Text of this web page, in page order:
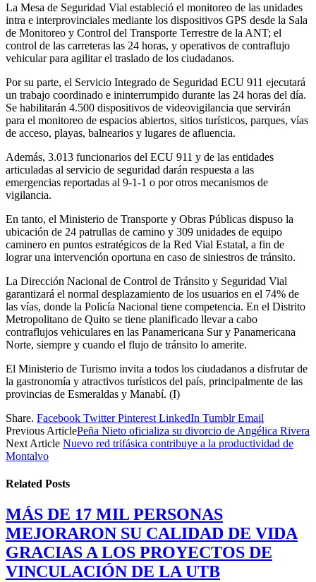
La Mesa de Seguridad Vial estableció el monitoreo de las unidades
intra e interprovinciales mediante los dispositivos GPS desde la Sala
de Monitoreo y Control del Transporte Terrestre de la ANT; el
control de las carreteras las 24 horas, y operativos de contraflujo
vehicular para agilitar el traslado de los ciudadanos.
Por su parte, el Servicio Integrado de Seguridad ECU 911 ejecutará
un trabajo coordinado e ininterrumpido durante las 24 horas del día.
Se habilitarán 4.500 dispositivos de videovigilancia que servirán
para el monitoreo de espacios abiertos, sitios turísticos, parques, vías
de acceso, playas, balnearios y lugares de afluencia.
Además, 3.013 funcionarios del ECU 911 y de las entidades
articuladas al servicio de seguridad darán respuesta a las
emergencias reportadas al 9-1-1 o por otros mecanismos de
vigilancia.
En tanto, el Ministerio de Transporte y Obras Públicas dispuso la
ubicación de 24 patrullas de camino y 309 unidades de equipo
caminero en puntos estratégicos de la Red Vial Estatal, a fin de
lograr una intervención oportuna en caso de siniestros de tránsito.
La Dirección Nacional de Control de Tránsito y Seguridad Vial
garantizará el normal desplazamiento de los usuarios en el 74% de
las vías, donde la Policía Nacional tiene competencia. En el Distrito
Metropolitano de Quito se tiene planificado llevar a cabo
contraflujos vehiculares en las Panamericana Sur y Panamericana
Norte, siempre y cuando el flujo de tránsito lo amerite.
El Ministerio de Turismo invita a todos los ciudadanos a disfrutar de
la gastronomía y atractivos turísticos del país, principalmente de las
provincias de Esmeraldas y Manabí. (I)
Share. Facebook Twitter Pinterest LinkedIn Tumblr Email
Previous ArticlePeña Nieto oficializa su divorcio de Angélica Rivera
Next Article Nuevo red trifásica contribuye a la productividad de
Montalvo
Related Posts
MÁS DE 17 MIL PERSONAS
MEJORARON SU CALIDAD DE VIDA
GRACIAS A LOS PROYECTOS DE
VINCULACIÓN DE LA UTB